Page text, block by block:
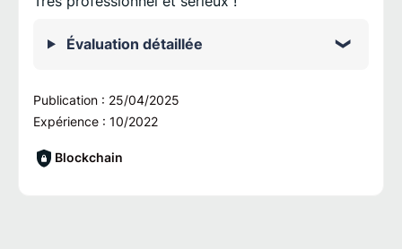
Évaluation détaillée
Publication : 25/04/2025
Expérience : 10/2022
Blockchain